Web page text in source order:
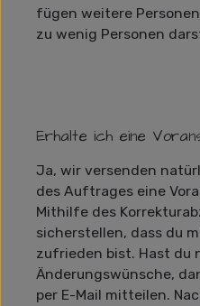
fügen weitere
zu wenig Personen
Erhalte ich eine
Ja, wir versenden
des Auftrages eine
Mithilfe des
sicherstellen, dass du
zufrieden bist. Hast du
Änderungswünsche,
per E-Mail mitteilen.